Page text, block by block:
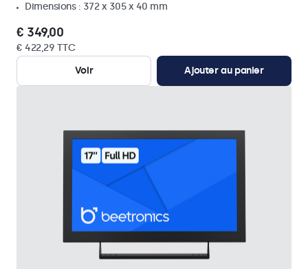
Dimensions : 372 x 305 x 40 mm
€ 349,00
€ 422,29 TTC
Voir
Ajouter au panier